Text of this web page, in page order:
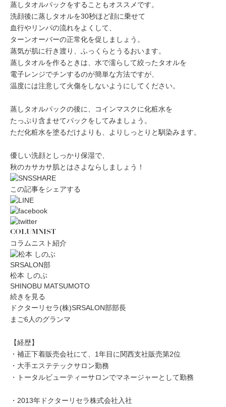
蒸しタオルパックをすることもオススメです。
洗顔後に蒸しタオルを30秒ほど顔に乗せて
血行やリンパの流れをよくして、
ターンオーバーの正常化を促しましょう。
蒸気が肌に行き渡り、ふっくらとうるおいます。
蒸しタオルを作るときは、水で濡らして絞ったタオルを
電子レンジでチンするのが簡単な方法ですが、
温度には注意して火傷をしないようにしてください。
蒸しタオルパックの後に、コインマスクに化粧水を
たっぷり含ませてパックをしてみましょう。
ただ化粧水を塗るだけよりも、よりしっとりと馴染みます。
優しい洗顔としっかり保湿で、
秋のカサカサ肌とはさよならしましょう！
この記事をシェアする
COLUMNIST
コラムニスト紹介
SRSALON部
松本 しのぶ
SHINOBU MATSUMOTO
続きを見る
ドクターリセラ(株)SRSALON部部長
まご6人のグランマ
【経歴】
・補正下着販売会社にて、1年目に関西支社販売第2位
・大手エステテックサロン勤務
・トータルビューティーサロンでマネージャーとして勤務
・2013年ドクターリセラ株式会社入社